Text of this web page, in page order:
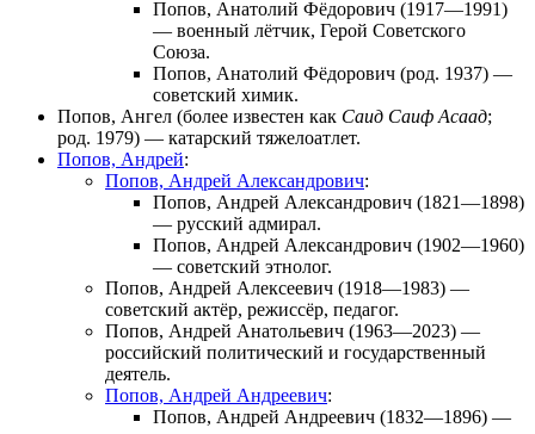
Попов, Анатолий Фёдорович (1917—1991)
— военный лётчик, Герой Советского
Союза.
Попов, Анатолий Фёдорович (род. 1937) —
советский химик.
Попов, Ангел (более известен как Саид Саиф Асаад;
род. 1979) — катарский тяжелоатлет.
Попов, Андрей:
Попов, Андрей Александрович:
Попов, Андрей Александрович (1821—1898)
— русский адмирал.
Попов, Андрей Александрович (1902—1960)
— советский этнолог.
Попов, Андрей Алексеевич (1918—1983) —
советский актёр, режиссёр, педагог.
Попов, Андрей Анатольевич (1963—2023) —
российский политический и государственный
деятель.
Попов, Андрей Андреевич:
Попов, Андрей Андреевич (1832—1896) —